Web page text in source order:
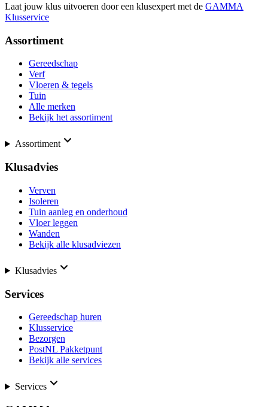
Laat jouw klus uitvoeren door een klusexpert met de GAMMA
Klusservice
Assortiment
Gereedschap
Verf
Vloeren & tegels
Tuin
Alle merken
Bekijk het assortiment
Assortiment
Klusadvies
Verven
Isoleren
Tuin aanleg en onderhoud
Vloer leggen
Wanden
Bekijk alle klusadviezen
Klusadvies
Services
Gereedschap huren
Klusservice
Bezorgen
PostNL Pakketpunt
Bekijk alle services
Services